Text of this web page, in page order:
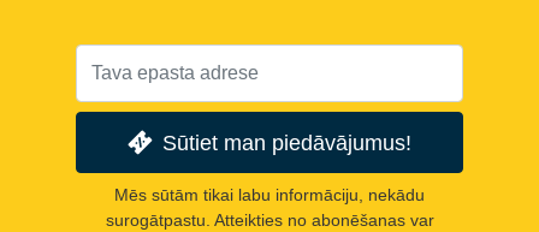
Sūtiet man piedāvājumus!
Mēs sūtām tikai labu informāciju, nekādu
surogātpastu. Atteikties no abonēšanas var